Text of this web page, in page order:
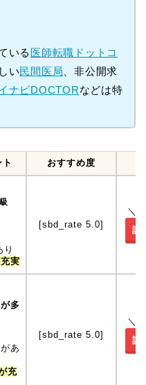
いる 医師転職ドットコ
い民間医局 、非公開求
ナビDOCTORなどは特
おすすめ度
り
実
[sbd_rate 5.0]
＼
詳
多
あ
充
[sbd_rate 5.0]
＼
詳